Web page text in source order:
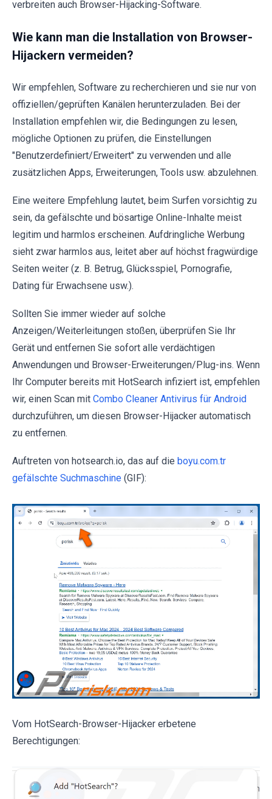
verbreiten auch Browser-Hijacking-Software.
Wie kann man die Installation von Browser-
Hijackern vermeiden?
Wir empfehlen, Software zu recherchieren und sie nur von
offiziellen/geprüften Kanälen herunterzuladen. Bei der
Installation empfehlen wir, die Bedingungen zu lesen,
mögliche Optionen zu prüfen, die Einstellungen
"Benutzerdefiniert/Erweitert" zu verwenden und alle
zusätzlichen Apps, Erweiterungen, Tools usw. abzulehnen.
Eine weitere Empfehlung lautet, beim Surfen vorsichtig zu
sein, da gefälschte und bösartige Online-Inhalte meist
legitim und harmlos erscheinen. Aufdringliche Werbung
sieht zwar harmlos aus, leitet aber auf höchst fragwürdige
Seiten weiter (z. B. Betrug, Glücksspiel, Pornografie,
Dating für Erwachsene usw.).
Sollten Sie immer wieder auf solche
Anzeigen/Weiterleitungen stoßen, überprüfen Sie Ihr
Gerät und entfernen Sie sofort alle verdächtigen
Anwendungen und Browser-Erweiterungen/Plug-ins. Wenn
Ihr Computer bereits mit HotSearch infiziert ist, empfehlen
wir, einen Scan mit Combo Cleaner Antivirus für Android
durchzuführen, um diesen Browser-Hijacker automatisch
zu entfernen.
Auftreten von hotsearch.io, das auf die boyu.com.tr
gefälschte Suchmaschine (GIF):
Vom HotSearch-Browser-Hijacker erbetene
Berechtigungen: